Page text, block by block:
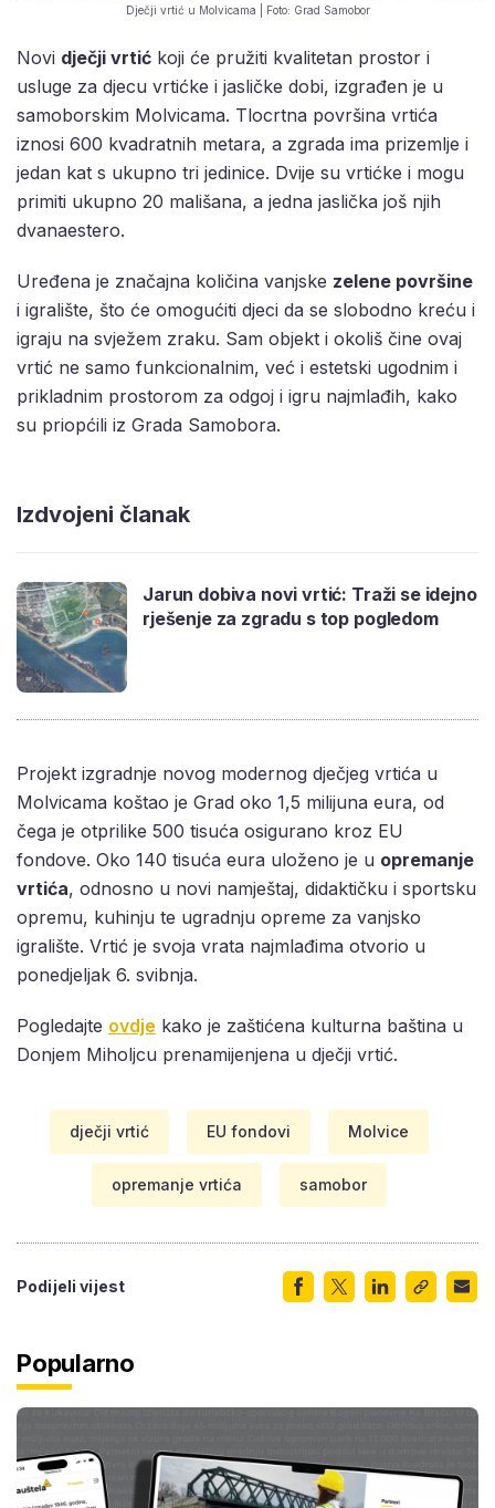
Dječji vrtić u Molvicama | Foto: Grad Samobor
Novi dječji vrtić koji će pružiti kvalitetan prostor i
usluge za djecu vrtićke i jasličke dobi, izgrađen je u
samoborskim Molvicama. Tlocrtna površina vrtića
iznosi 600 kvadratnih metara, a zgrada ima prizemlje i
jedan kat s ukupno tri jedinice. Dvije su vrtićke i mogu
primiti ukupno 20 mališana, a jedna jaslička još njih
dvanaestero.
Uređena je značajna količina vanjske zelene površine
i igralište, što će omogućiti djeci da se slobodno kreću i
igraju na svježem zraku. Sam objekt i okoliš čine ovaj
vrtić ne samo funkcionalnim, već i estetski ugodnim i
prikladnim prostorom za odgoj i igru najmlađih, kako
su priopćili iz Grada Samobora.
Izdvojeni članak
Jarun dobiva novi vrtić: Traži se idejno
rješenje za zgradu s top pogledom
Projekt izgradnje novog modernog dječjeg vrtića u
Molvicama koštao je Grad oko 1,5 milijuna eura, od
čega je otprilike 500 tisuća osigurano kroz EU
fondove. Oko 140 tisuća eura uloženo je u opremanje
vrtića, odnosno u novi namještaj, didaktičku i sportsku
opremu, kuhinju te ugradnju opreme za vanjsko
igralište. Vrtić je svoja vrata najmlađima otvorio u
ponedjeljak 6. svibnja.
Pogledajte ovdje kako je zaštićena kulturna baština u
Donjem Miholjcu prenamijenjena u dječji vrtić.
dječji vrtić EU fondovi Molvice
opremanje vrtića samobor
Podijeli vijest
Popularno